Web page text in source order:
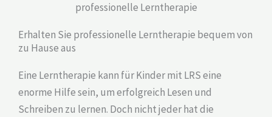
Erhalten Sie professionelle Lerntherapie bequem von
zu Hause aus
Eine Lerntherapie kann für Kinder mit LRS eine
enorme Hilfe sein, um erfolgreich Lesen und
Schreiben zu lernen. Doch nicht jeder hat die